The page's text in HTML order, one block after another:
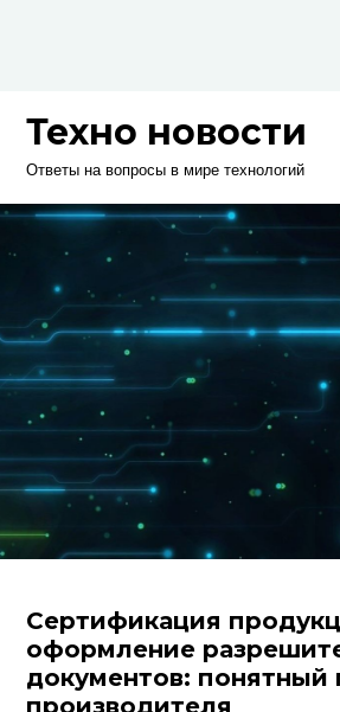
Техно новости
Ответы на вопросы в мире технологий
Сертификация
оформление
документов: понятный
производителя